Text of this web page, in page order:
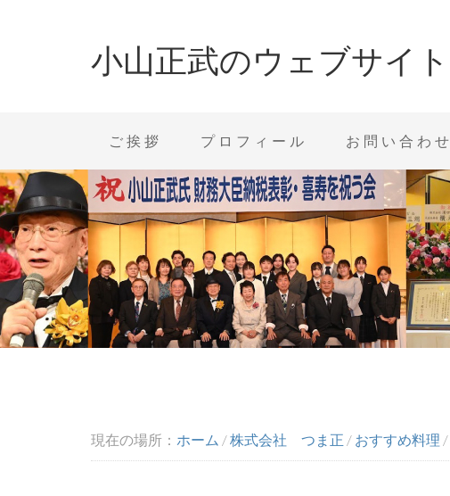
小山正武のウェブサイト
ご挨拶 プロフィール お問い合わせ
現在の場所： ホーム /株式会社 つま正 / おすすめ料理 /